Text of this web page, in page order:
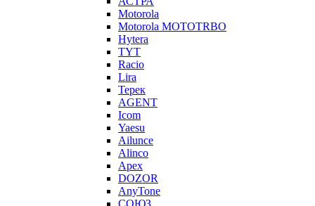
Motorola
Motorola MOTOTRBO
Hytera
TYT
Racio
Lira
Терек
AGENT
Icom
Yaesu
Ailunce
Alinco
Apex
DOZOR
AnyTone
СОЮЗ